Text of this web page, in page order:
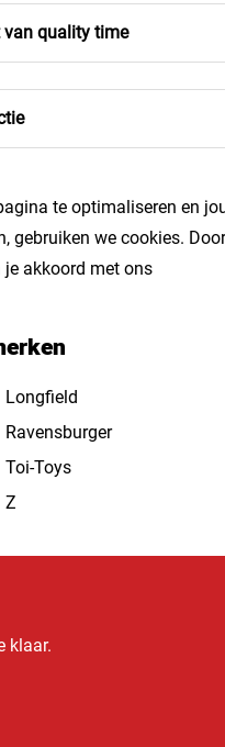
van quality time
te optimaliseren en
gebruiken we cookies. Door
je akkoord met ons
Longfield
Ravensburger
Toi-Toys
Z
klaar.